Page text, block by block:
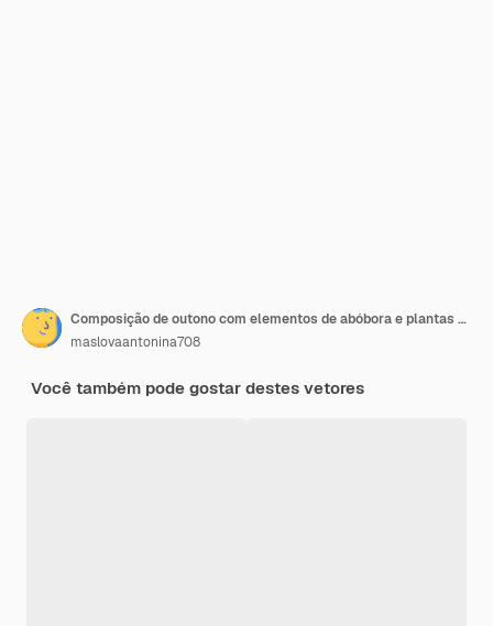
Composição de outono com elementos de abóbora e plantas Gráficos vetoriais Ilustração em preto e branco
maslovaantonina708
Você também pode gostar destes vetores